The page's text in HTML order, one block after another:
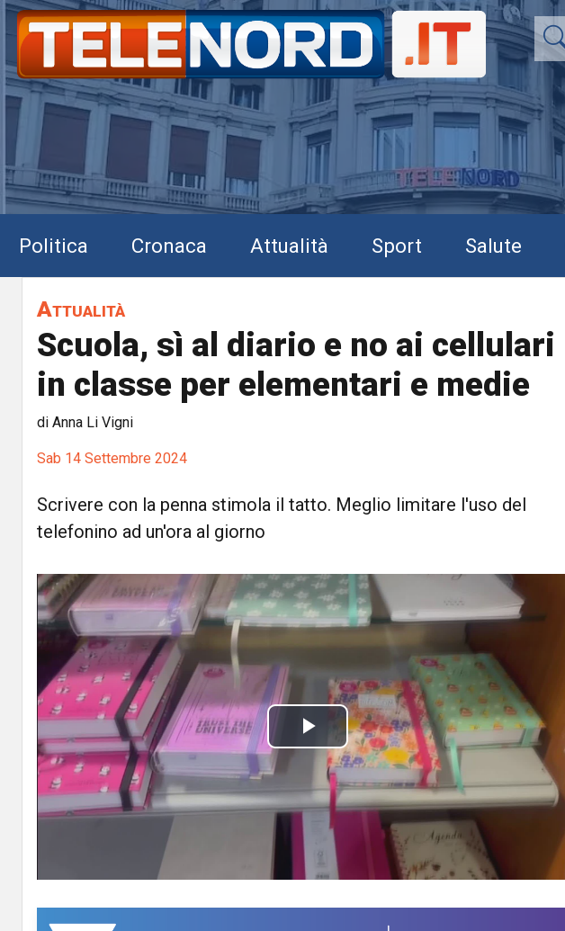
Politica Cronaca Attualità Sport Salute
Attualità
Scuola, sì al diario e no ai cellulari
in classe per elementari e medie
di Anna Li Vigni
Sab 14 Settembre 2024
Scrivere con la penna stimola il tatto. Meglio limitare l'uso del
telefonino ad un'ora al giorno
P
l
y
V